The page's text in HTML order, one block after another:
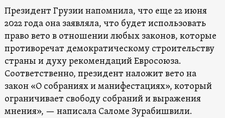
Президент Грузии напомнила, что еще 22 июня
2022 года она заявляла, что будет использовать
право вето в отношении любых законов, которые
противоречат демократическому строительству
страны и духу рекомендаций Евросоюза.
Соответственно, президент наложит вето на
закон «О собраниях и манифестациях», который
ограничивает свободу собраний и выражения
мнения», — написала Саломе Зурабишвили.